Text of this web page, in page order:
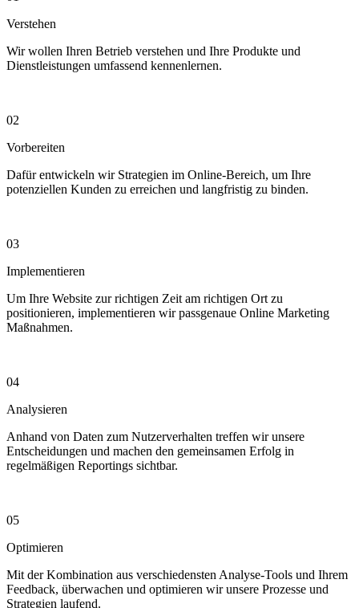
Verstehen
Wir wollen Ihren Betrieb verstehen und Ihre Produkte und
Dienstleistungen umfassend kennenlernen.
02
Vorbereiten
Dafür entwickeln wir Strategien im Online-Bereich, um Ihre
potenziellen Kunden zu erreichen und langfristig zu binden.
03
Implementieren
Um Ihre Website zur richtigen Zeit am richtigen Ort zu
positionieren, implementieren wir passgenaue Online Marketing
Maßnahmen.
04
Analysieren
Anhand von Daten zum Nutzerverhalten treffen wir unsere
Entscheidungen und machen den gemeinsamen Erfolg in
regelmäßigen Reportings sichtbar.
05
Optimieren
Mit der Kombination aus verschiedensten Analyse-Tools und Ihrem
Feedback, überwachen und optimieren wir unsere Prozesse und
Strategien laufend.